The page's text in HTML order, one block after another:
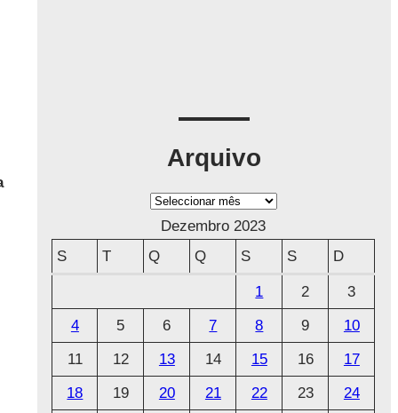
Arquivo
A
q
Dezembro 2023
S
T Q Q S S D
1 2
3
4
5 6 7 8 9
10
11
12 13 14 15 16
17
18
19 20 21 22 23
24